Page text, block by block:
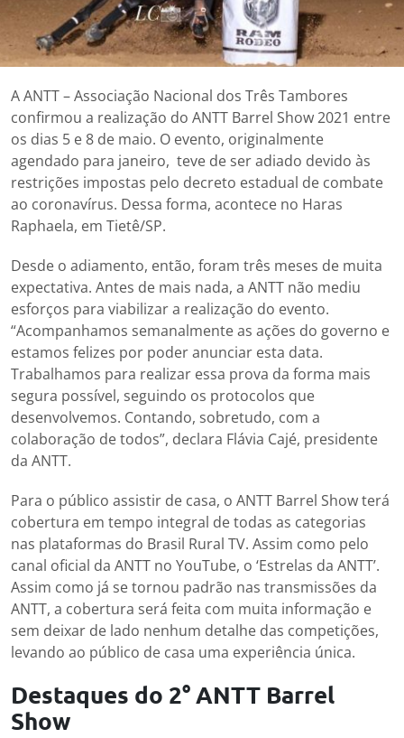
A ANTT – Associação Nacional dos Três Tambores
confirmou a realização do ANTT Barrel Show 2021 entre
os dias 5 e 8 de maio. O evento, originalmente
agendado para janeiro, teve de ser adiado devido às
restrições impostas pelo decreto estadual de combate
ao coronavírus. Dessa forma, acontece no Haras
Raphaela, em Tietê/SP.
Desde o adiamento, então, foram três meses de muita
expectativa. Antes de mais nada, a ANTT não mediu
esforços para viabilizar a realização do evento.
“Acompanhamos semanalmente as ações do governo e
estamos felizes por poder anunciar esta data.
Trabalhamos para realizar essa prova da forma mais
segura possível, seguindo os protocolos que
desenvolvemos. Contando, sobretudo, com a
colaboração de todos”, declara Flávia Cajé, presidente
da ANTT.
Para o público assistir de casa, o ANTT Barrel Show terá
cobertura em tempo integral de todas as categorias
nas plataformas do Brasil Rural TV. Assim como pelo
canal oficial da ANTT no YouTube, o ‘Estrelas da ANTT’.
Assim como já se tornou padrão nas transmissões da
ANTT, a cobertura será feita com muita informação e
sem deixar de lado nenhum detalhe das competições,
levando ao público de casa uma experiência única.
Destaques do 2° ANTT Barrel
Show